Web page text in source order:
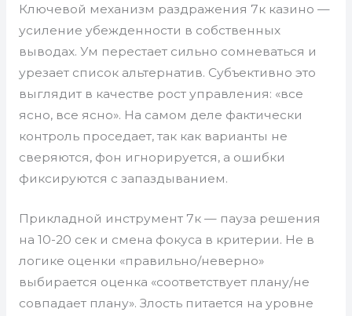
Ключевой механизм раздражения 7к казино —
усиление убежденности в собственных
выводах. Ум перестает сильно сомневаться и
урезает список альтернатив. Субъективно это
выглядит в качестве рост управления: «все
ясно, все ясно». На самом деле фактически
контроль проседает, так как варианты не
сверяются, фон игнорируется, а ошибки
фиксируются с запаздыванием.
Прикладной инструмент 7к — пауза решения
на 10-20 сек и смена фокуса в критерии. Не в
логике оценки «правильно/неверно»
выбирается оценка «соответствует плану/не
совпадает плану». Злость питается на уровне